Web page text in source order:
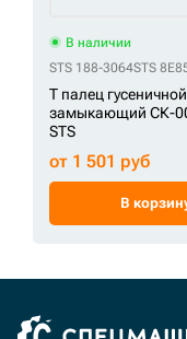
В наличии
STS 188-3064STS
Т палец
замыкающий СК-
STS
от 1 501 руб
В